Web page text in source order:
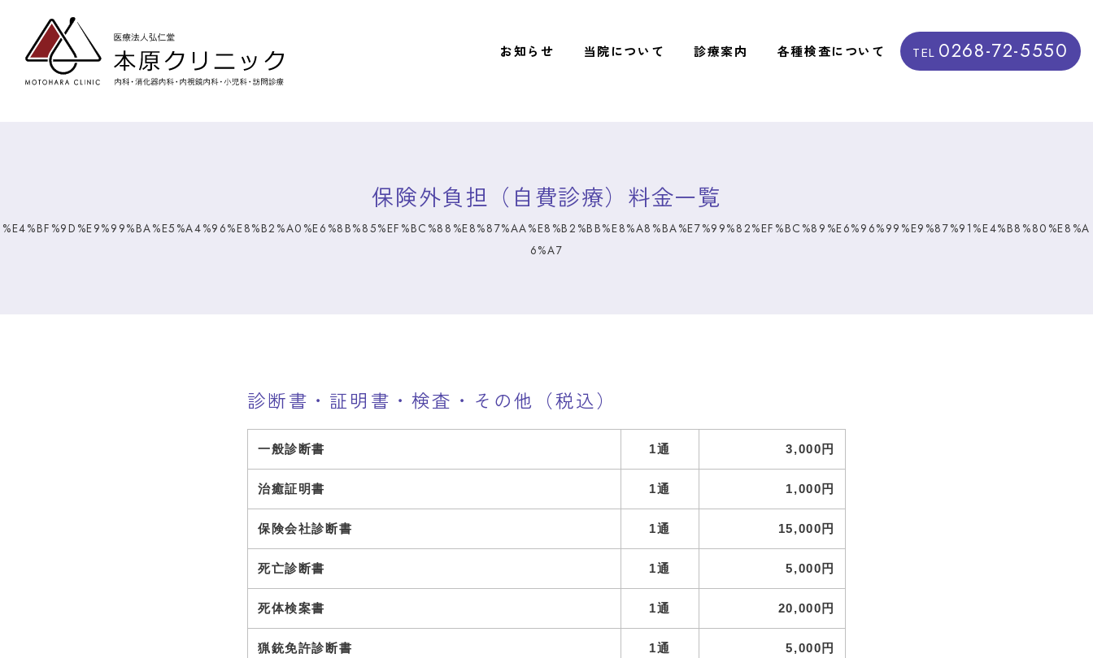
お知らせ 当院について 診療案内 各種検査について TEL 0268-72-5550
保険外負担（自費診療）料金一覧
%E4%BF%9D%E9%99%BA%E5%A4%96%E8%B2%A0%E6%8B%85%EF%BC%88%E8%87%AA%E8%B2%BB%E8%A8%BA%E7%99%82%EF%BC%89%E6%96%99%E9%87%91%E4%B8%80%E8%A
6%A7
診断書・証明書・検査・その他（税込）
一般診断書 1通 3,000円
治癒証明書 1通 1,000円
保険会社診断書 1通 15,000円
死亡診断書 1通 5,000円
死体検案書 1通 20,000円
猟銃免許診断書 1通 5,000円